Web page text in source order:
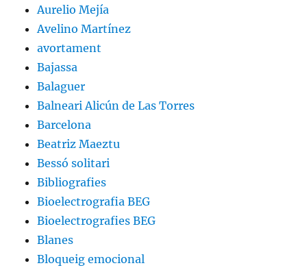
Aurelio Mejía
Avelino Martínez
avortament
Bajassa
Balaguer
Balneari Alicún de Las Torres
Barcelona
Beatriz Maeztu
Bessó solitari
Bibliografies
Bioelectrografia BEG
Bioelectrografies BEG
Blanes
Bloqueig emocional